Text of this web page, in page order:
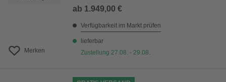
Merken
ab 1.949,00 €
Verfügbarkeit im Markt prüfen
lieferbar
Zustellung 27.08. - 29.08.